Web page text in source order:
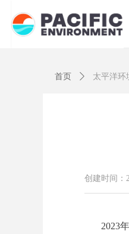
2023
创建时间：
首页 ꄲ 太平洋环